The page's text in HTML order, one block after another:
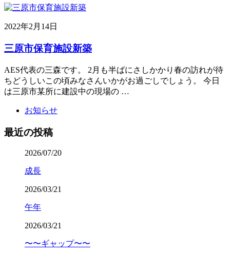
2022年2月14日
三原市保育施設新築
AES代表の三森です。 2月も半ばにさしかかり春の訪れが待
ちどうしいこの頃みなさんいかがお過ごしでしょう。 今日
は三原市某所に建設中の現場の …
お知らせ
最近の投稿
2026/07/20
成長
2026/03/21
午年
2026/03/21
〜〜ギャップ〜〜